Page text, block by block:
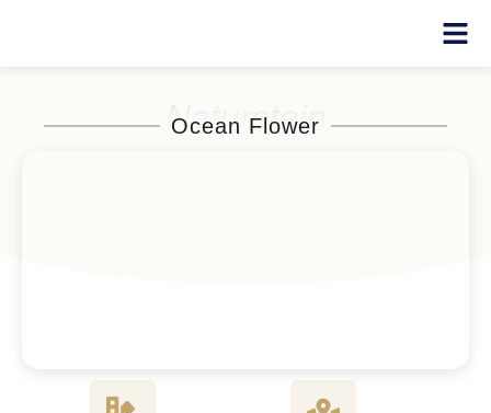
Naturstein
Ocean Flower